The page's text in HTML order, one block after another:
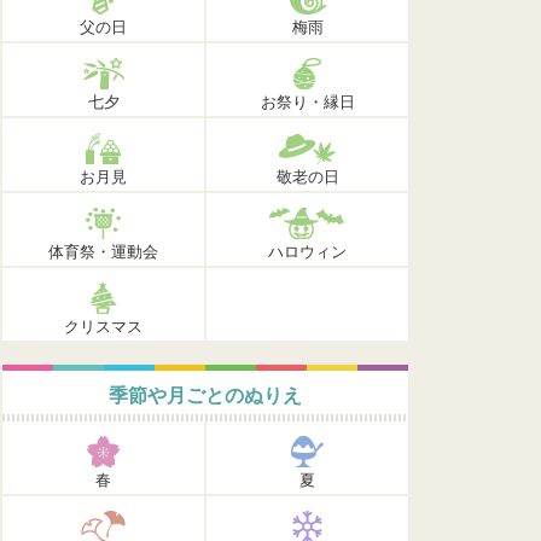
父の日 梅雨
七夕 お祭り・縁日
お月見 敬老の日
体育祭・運動会 ハロウィン
クリスマス
季節や月ごとのぬりえ
春 夏